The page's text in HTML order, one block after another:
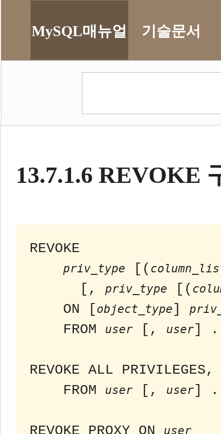
MySQL매뉴얼 기술문서
13.7.1.6 REVOKE
REVOKE
priv_type [(
      [,
priv_type [(
    ON [
object_type]
    FROM
user [, user]
REVOKE ALL PRIVILEGES,
    FROM
user [, user]
REVOKE PROXY ON user